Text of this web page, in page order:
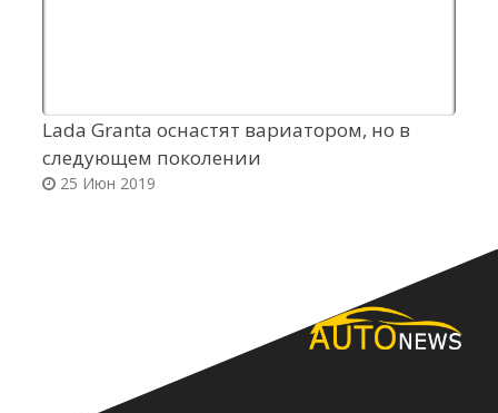
Lada Granta оснастят вариатором, но в
следующем поколении
25 Июн 2019